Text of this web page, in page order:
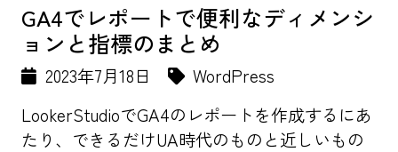
GA4でレポートで便利なディメンシ
ョンと指標のまとめ
2023年7月18日
WordPress
LookerStudioでGA4のレポートを作成するにあ
たり、できるだけUA時代のものと近しいもの